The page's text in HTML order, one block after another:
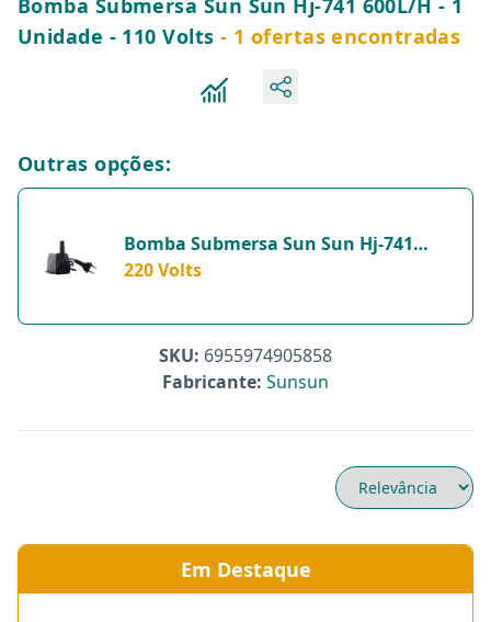
Bomba Submersa Sun Sun Hj-741 600L/H - 1
Unidade - 110 Volts - 1 ofertas encontradas
Outras opções:
Bomba Submersa Sun Sun Hj-741
600L/H Para Aquários - Peixes - 220
220 Volts
SKU: 6955974905858
Fabricante: Sunsun
Em Destaque